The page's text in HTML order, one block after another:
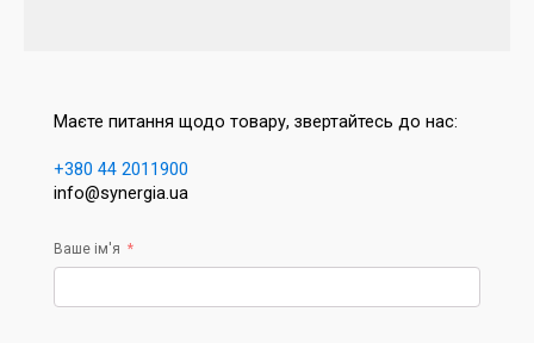
Маєте питання щодо товару, звертайтесь до нас:
+380 44 2011900
info@synergia.ua
Ваше ім'я